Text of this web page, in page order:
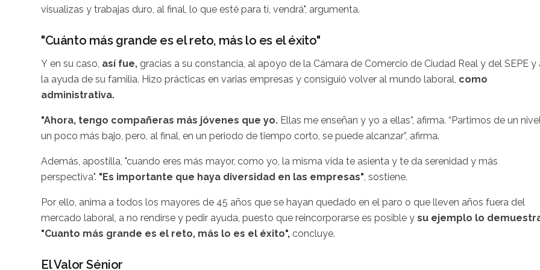
visualizas y trabajas duro, al final, lo que esté para tí, vendrá", argumenta.
"Cuánto más grande es el reto, más lo es el éxito"
Y en su caso, así fue, gracias a su constancia, al apoyo de la Cámara de Comercio de Ciudad Real y del SEPE y
la ayuda de su familia. Hizo prácticas en varias empresas y consiguió volver al mundo laboral, como
administrativa.
"Ahora, tengo compañeras más jóvenes que yo. Ellas me enseñan y yo a ellas”, afirma. “Partimos de un
un poco más bajo, pero, al final, en un periodo de tiempo corto, se puede alcanzar”, afirma.
Además, apostilla, "cuando eres más mayor, como yo, la misma vida te asienta y te da serenidad y más
perspectiva". "Es importante que haya diversidad en las empresas", sostiene.
Por ello, anima a todos los mayores de 45 años que se hayan quedado en el paro o que lleven años fuera del
mercado laboral, a no rendirse y pedir ayuda, puesto que reincorporarse es posible y su ejemplo lo
"Cuanto más grande es el reto, más lo es el éxito", concluye.
El Valor Sénior